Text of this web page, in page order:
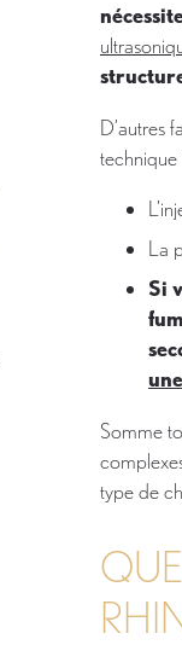
D’autres
technique
La
Si
Somme
type de